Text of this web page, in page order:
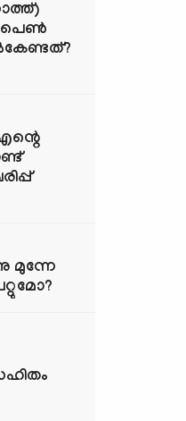
പെണ്‍
മുന്നേ